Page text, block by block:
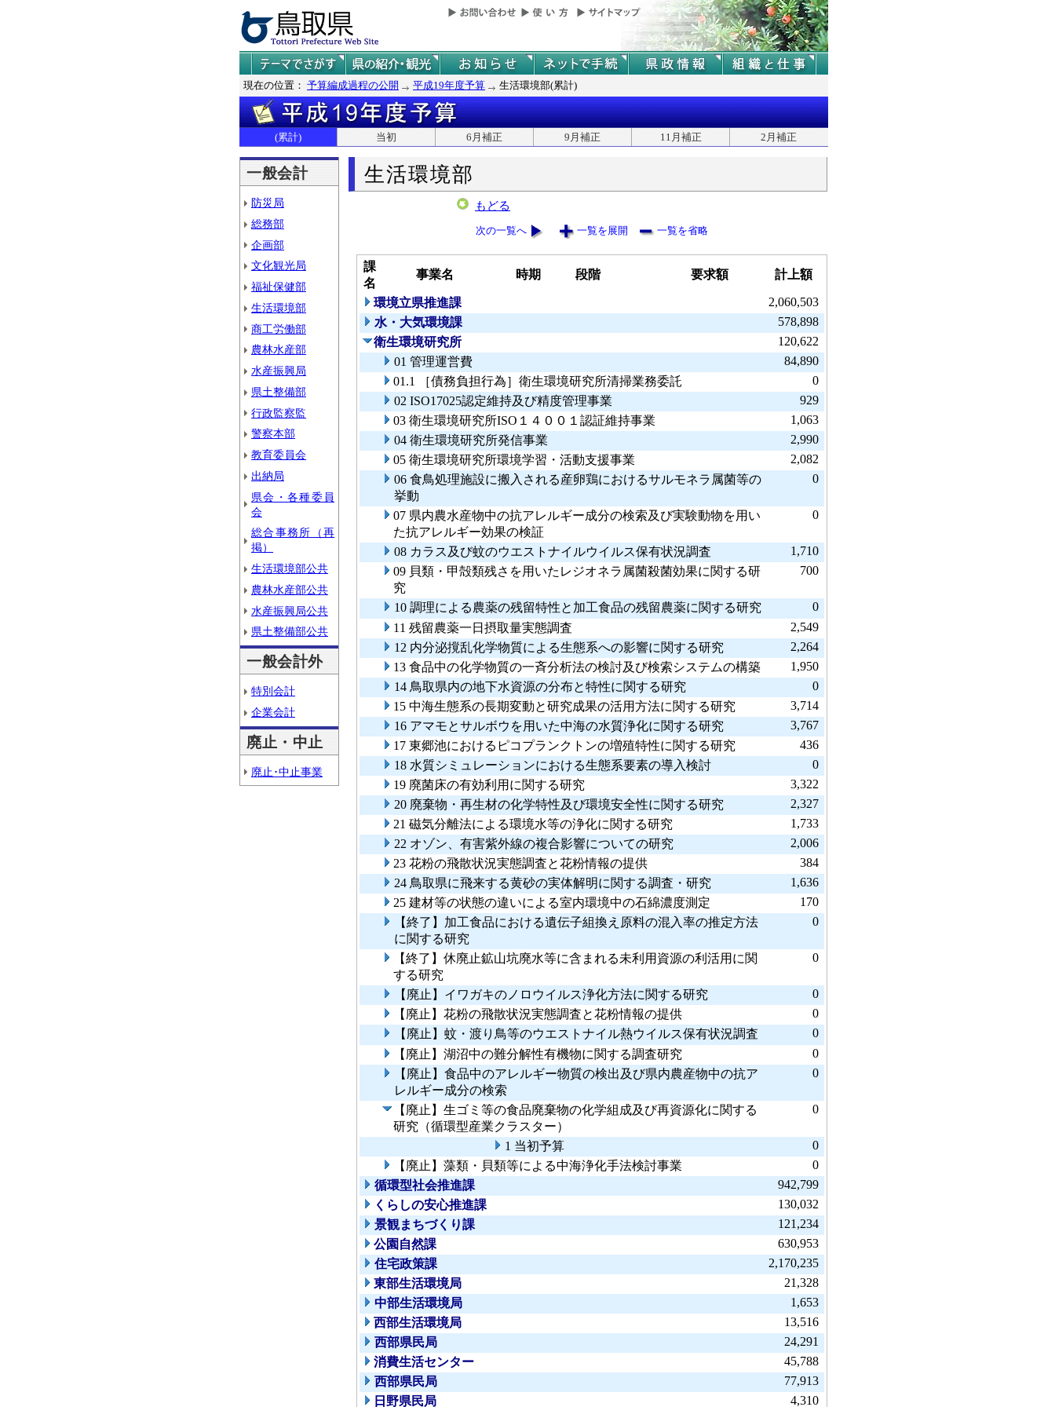
現在の位置： 予算編成過程の公開 平成19年度予算 生活環境部(累計)
(累計) 当初 6月補正 9月補正 11月補正 2月補正
一般会計
防災局
総務部
企画部
文化観光局
福祉保健部
生活環境部
商工労働部
農林水産部
水産振興局
県土整備部
行政監察監
警察本部
教育委員会
出納局
県会・各種委員
会
総合事務所（再
掲）
生活環境部公共
農林水産部公共
水産振興局公共
県土整備部公共
一般会計外
特別会計
企業会計
廃止・中止
廃止･中止事業
生活環境部
もどる
次の一覧へ 一覧を展開 一覧を省略
課
名
事業名 時期 段階 要求額 計上額
環境立県推進課
2,060,503
水・大気環境課
578,898
衛生環境研究所
120,622
01 管理運営費
84,890
01.1 ［債務負担行為］衛生環境研究所清掃業務委託
0
02 ISO17025認定維持及び精度管理事業
929
03 衛生環境研究所ISO１４００１認証維持事業
1,063
04 衛生環境研究所発信事業
2,990
05 衛生環境研究所環境学習・活動支援事業
2,082
06 食鳥処理施設に搬入される産卵鶏におけるサルモネラ属菌等の
挙動
0
07 県内農水産物中の抗アレルギー成分の検索及び実験動物を用い
た抗アレルギー効果の検証
0
08 カラス及び蚊のウエストナイルウイルス保有状況調査
1,710
09 貝類・甲殻類残さを用いたレジオネラ属菌殺菌効果に関する研
究
700
10 調理による農薬の残留特性と加工食品の残留農薬に関する研究
0
11 残留農薬一日摂取量実態調査
2,549
12 内分泌撹乱化学物質による生態系への影響に関する研究
2,264
13 食品中の化学物質の一斉分析法の検討及び検索システムの構築
1,950
14 鳥取県内の地下水資源の分布と特性に関する研究
0
15 中海生態系の長期変動と研究成果の活用方法に関する研究
3,714
16 アマモとサルボウを用いた中海の水質浄化に関する研究
3,767
17 東郷池におけるピコプランクトンの増殖特性に関する研究
436
18 水質シミュレーションにおける生態系要素の導入検討
0
19 廃菌床の有効利用に関する研究
3,322
20 廃棄物・再生材の化学特性及び環境安全性に関する研究
2,327
21 磁気分離法による環境水等の浄化に関する研究
1,733
22 オゾン、有害紫外線の複合影響についての研究
2,006
23 花粉の飛散状況実態調査と花粉情報の提供
384
24 鳥取県に飛来する黄砂の実体解明に関する調査・研究
1,636
25 建材等の状態の違いによる室内環境中の石綿濃度測定
170
【終了】加工食品における遺伝子組換え原料の混入率の推定方法
に関する研究
0
【終了】休廃止鉱山坑廃水等に含まれる未利用資源の利活用に関
する研究
0
【廃止】イワガキのノロウイルス浄化方法に関する研究
0
【廃止】花粉の飛散状況実態調査と花粉情報の提供
0
【廃止】蚊・渡り鳥等のウエストナイル熱ウイルス保有状況調査
0
【廃止】湖沼中の難分解性有機物に関する調査研究
0
【廃止】食品中のアレルギー物質の検出及び県内農産物中の抗ア
レルギー成分の検索
0
【廃止】生ゴミ等の食品廃棄物の化学組成及び再資源化に関する
研究（循環型産業クラスター）
0
1 当初予算
0
【廃止】藻類・貝類等による中海浄化手法検討事業
0
循環型社会推進課
942,799
くらしの安心推進課
130,032
景観まちづくり課
121,234
公園自然課
630,953
住宅政策課
2,170,235
東部生活環境局
21,328
中部生活環境局
1,653
西部生活環境局
13,516
西部県民局
24,291
消費生活センター
45,788
西部県民局
77,913
日野県民局
4,310